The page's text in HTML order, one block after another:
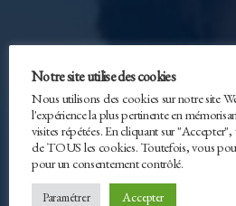
Le
Notre site utilise des cookies
Nous utilisons des cookies sur notre site
l'expérience la plus pertinente en
visites répétées. En cliquant sur
de TOUS les cookies. Toutefois, vous
pour un consentement contrôlé.
Paramétrer Accepter